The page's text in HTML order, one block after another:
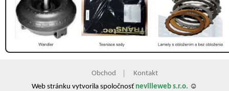
Obchod
Kontakt
Web stránku vytvorila spoločnosť nevilleweb s.r.o. ☺